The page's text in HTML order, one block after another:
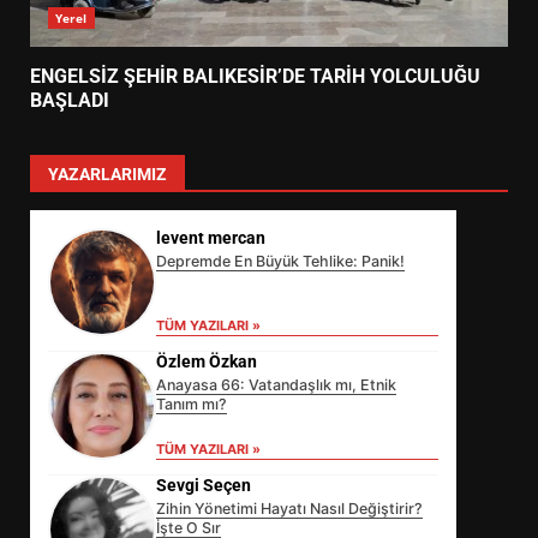
Yerel
ENGELSİZ ŞEHİR BALIKESİR’DE TARİH YOLCULUĞU
BAŞLADI
YAZARLARIMIZ
levent mercan
Depremde En Büyük Tehlike: Panik!
TÜM YAZILARI »
Özlem Özkan
Anayasa 66: Vatandaşlık mı, Etnik
Tanım mı?
TÜM YAZILARI »
Sevgi Seçen
Zihin Yönetimi Hayatı Nasıl Değiştirir?
İşte O Sır